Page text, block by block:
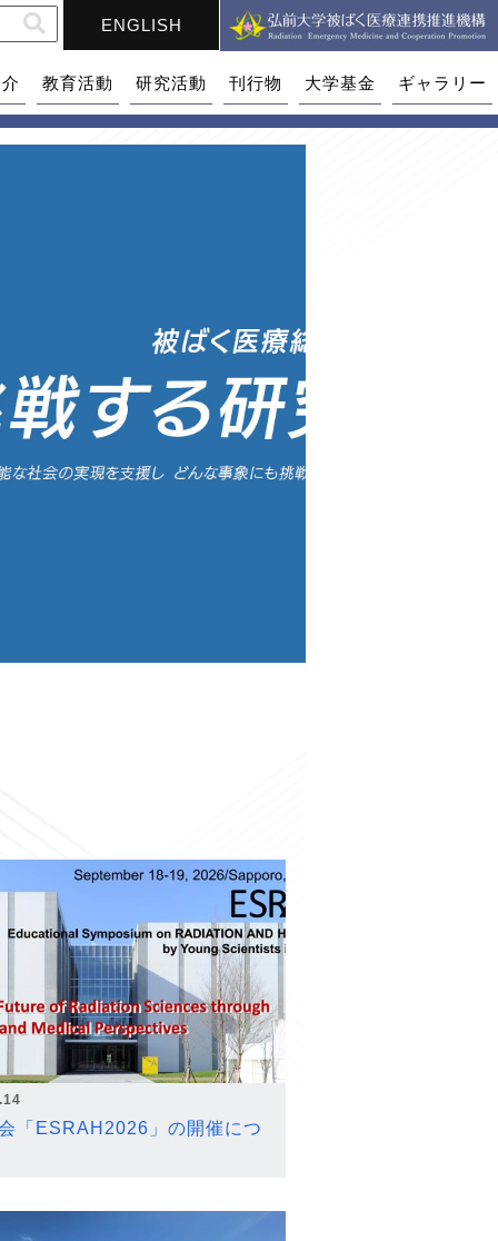
ENGLISH
教育活動 研究活動 刊行物 大学基金 ギャラリー
「ESRAH2026」の開催につ